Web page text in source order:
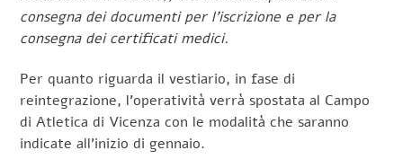
consegna dei documenti per l’iscrizione e per la
consegna dei certificati medici.
Per quanto riguarda il vestiario, in fase di
reintegrazione, l’operatività verrà spostata al Campo
di Atletica di Vicenza con le modalità che saranno
indicate all’inizio di gennaio.